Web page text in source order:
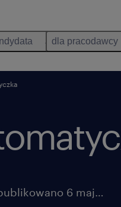
dla pracodawcy
opublikowano 6 maja 2026